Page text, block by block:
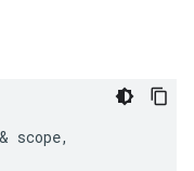
& scope,